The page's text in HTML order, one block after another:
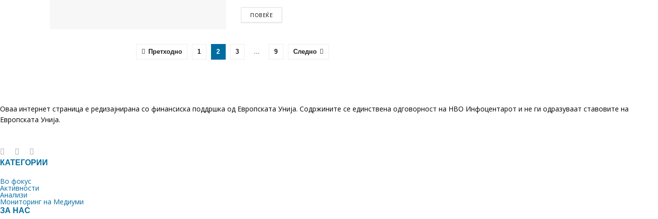
ПОВЕЌЕDETAILS
Претходно 1 2 3 … 9 Следно
Оваа интернет страница е редизајнирана со финансиска поддршка од Европската Унија. Содржините се единствена одговорност на НВО Инфоцентарот и не ги одразуваат ставовите на
Европската Унија.
КАТЕГОРИИ
Во фокус
Активности
Анализи
Мониторинг на Медиуми
ЗА НАС